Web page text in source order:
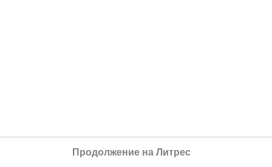
Продолжение на Литрес